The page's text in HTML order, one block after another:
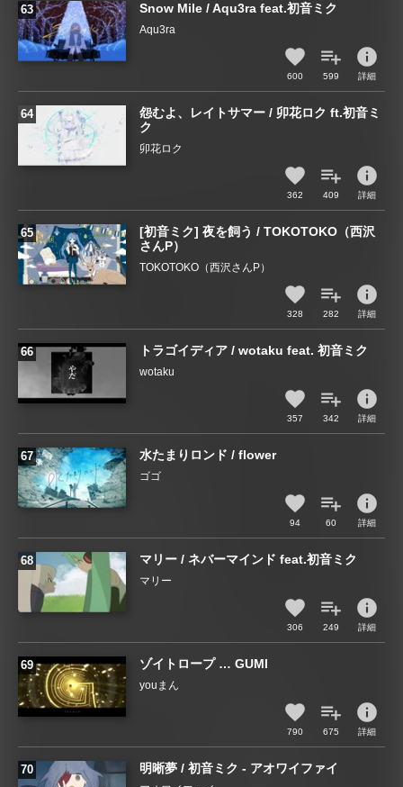
Snow Mile / Aqu3ra feat.初音ミク
Aqu3ra
600 599
info
詳細
怨むよ、レイトサマー / 卯花ロク ft.初音ミ
ク
卯花ロク
362 409
info
詳細
[初音ミク] 夜を飼う / TOKOTOKO（西沢
さんP）
TOKOTOKO（西沢さんP）
328 282
info
詳細
トラゴイディア / wotaku feat. 初音ミク
wotaku
357 342
info
詳細
水たまりロンド / flower
ゴゴ
94 60
info
詳細
マリー / ネバーマインド feat.初音ミク
マリー
306 249
info
詳細
ゾイトロープ … GUMI
youまん
790 675
info
詳細
明晰夢 / 初音ミク - アオワイファイ